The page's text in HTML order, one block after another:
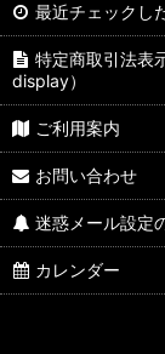
最近チェックし
特定商取引法表
display）
ご利用案内
お問い合わせ
迷惑メール設定
カレンダー